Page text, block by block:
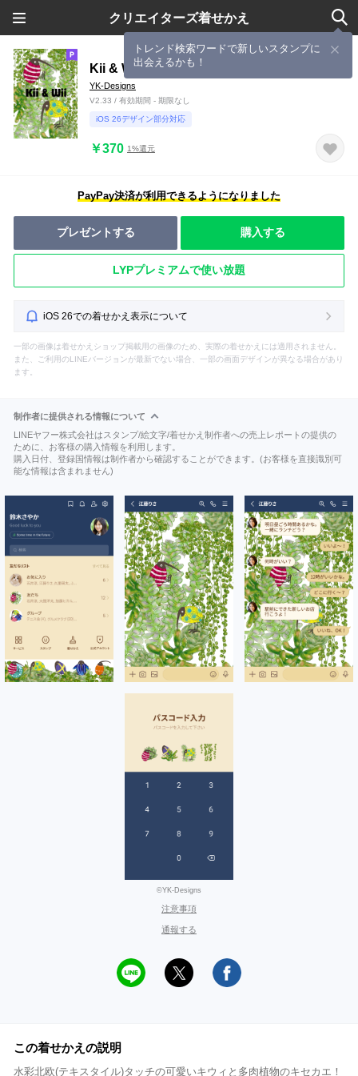
クリエイターズ着せかえ
トレンド検索ワードで新しいスタンプに
出会えるかも！
Kii & Wii
YK-Designs
V2.33 / 有効期間 - 期限なし
iOS 26デザイン部分対応
￥370 1%還元
PayPay決済が利用できるようになりました
プレゼントする 購入する
LYPプレミアムで使い放題
iOS 26での着せかえ表示について
一部の画像は着せかえショップ掲載用の画像のため、実際の着せかえには適用されません。
また、ご利用のLINEバージョンが最新でない場合、一部の画面デザインが異なる場合があり
ます。
制作者に提供される情報について
LINEヤフー株式会社はスタンプ/絵文字/着せかえ制作者への売上レポートの提供の
ために、お客様の購入情報を利用します。
購入日付、登録国情報は制作者から確認することができます。(お客様を直接識別可
能な情報は含まれません)
©YK-Designs
注意事項
通報する
この着せかえの説明
水彩北欧(テキスタイル)タッチの可愛いキウィと多肉植物のキセカエ！